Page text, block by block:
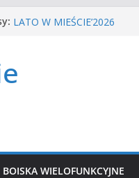
HALOWA LIGA PIŁKI NOŻNEJ
LATO W MIEŚCIE’2026
Czwórbój lekkoatletyczny
BOISKA WIELOFUNKCYJNE